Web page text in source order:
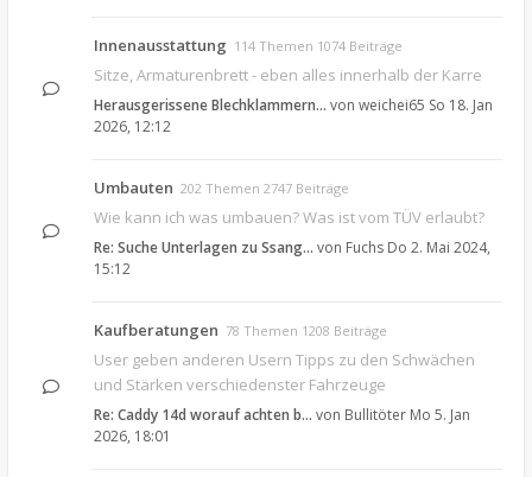
Innenausstattung 114 Themen 1074 Beiträge
Sitze, Armaturenbrett - eben alles innerhalb der Karre
Herausgerissene Blechklammern… von weichei65 So 18. Jan
2026, 12:12
Umbauten 202 Themen 2747 Beiträge
Wie kann ich was umbauen? Was ist vom TÜV erlaubt?
Re: Suche Unterlagen zu Ssang… von Fuchs Do 2. Mai 2024,
15:12
Kaufberatungen 78 Themen 1208 Beiträge
User geben anderen Usern Tipps zu den Schwächen
und Stärken verschiedenster Fahrzeuge
Re: Caddy 14d worauf achten b… von Bullitöter Mo 5. Jan
2026, 18:01